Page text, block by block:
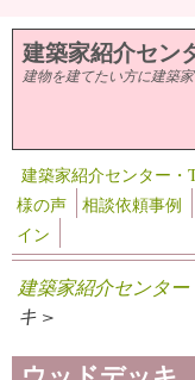
メインコンテンツに
建築家紹介セン
建物を建てたい方に建築
建築家紹介センター・
様の声
相談依頼事例
イン
建築家紹介センター
キ >